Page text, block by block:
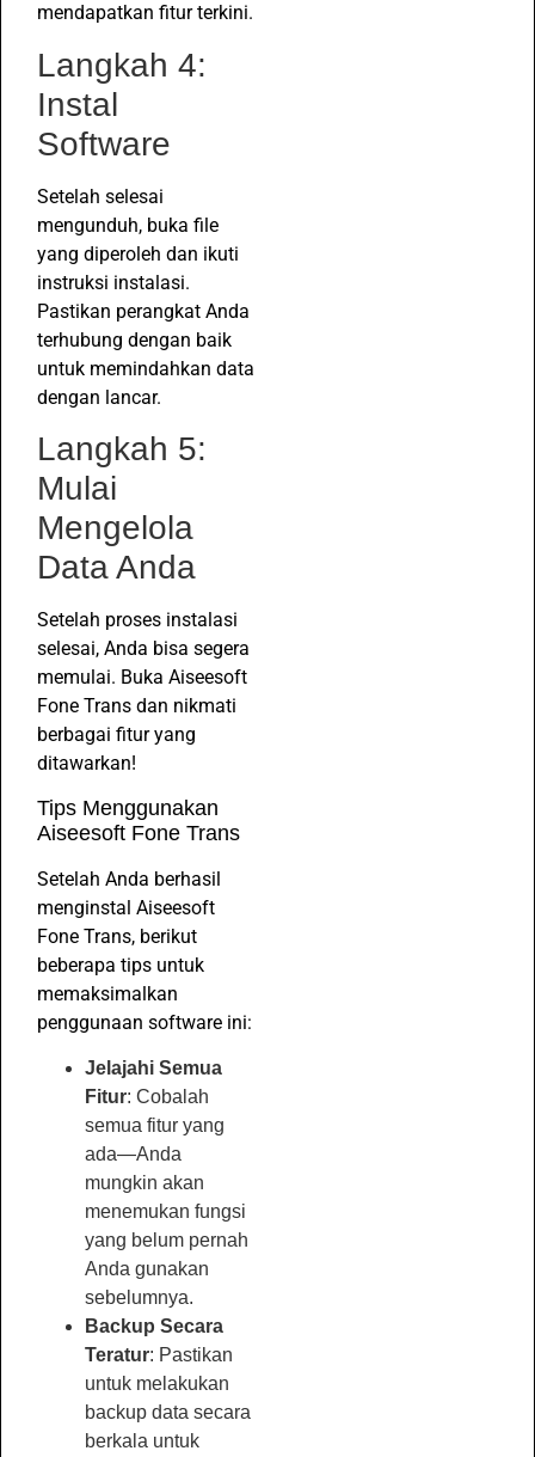
mendapatkan fitur terkini.
Langkah 4:
Instal
Software
Setelah selesai
mengunduh, buka file
yang diperoleh dan ikuti
instruksi instalasi.
Pastikan perangkat Anda
terhubung dengan baik
untuk memindahkan data
dengan lancar.
Langkah 5:
Mulai
Mengelola
Data Anda
Setelah proses instalasi
selesai, Anda bisa segera
memulai. Buka Aiseesoft
Fone Trans dan nikmati
berbagai fitur yang
ditawarkan!
Tips Menggunakan
Aiseesoft Fone Trans
Setelah Anda berhasil
menginstal Aiseesoft
Fone Trans, berikut
beberapa tips untuk
memaksimalkan
penggunaan software ini:
Jelajahi Semua
Fitur: Cobalah
semua fitur yang
ada—Anda
mungkin akan
menemukan fungsi
yang belum pernah
Anda gunakan
sebelumnya.
Backup Secara
Teratur: Pastikan
untuk melakukan
backup data secara
berkala untuk